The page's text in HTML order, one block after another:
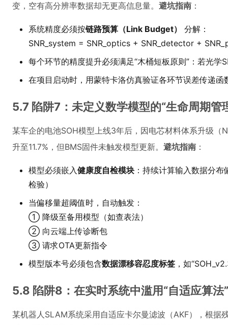
变，空有高分辨率数据却无更高信息量。 避坑指南 ：
系统精度必须按链路预算（Link Budget）
分解：
SNR_system = SNR_optics + SNR_detector +
每个环节的精度提升必须满足“木桶短板原则”：若光
在项目启动时，用蒙特卡洛仿真验证各环节误差传递函
5.7 陷阱7：未定义数学模型的“生命周期管
某车企的电池SOH模型上线3年后，因电芯材料体系升级
升至11.7%，但BMS固件未触发模型更新。 避坑指南 ：
模型必须嵌入健康度自检模块 ：持续计算输入数据分
检验）
当偏移量超阈值时，自动触发：
① 降级至备用模型（如查表法）
② 向云端上传诊断包
③ 请求OTA更新指令
模型版本号必须包含数据漂移容忍度标签 ，如
5.8 陷阱8：在实时系统中滥用“自适应算
某机器人SLAM系统采用自适应卡尔曼滤波（AKF），根据